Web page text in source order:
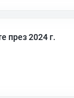
през 2024 г.